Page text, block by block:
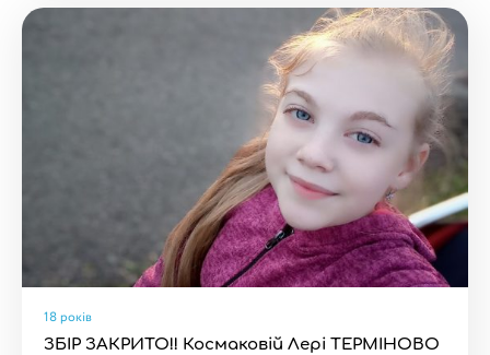
18 років
ЗБІР ЗАКРИТО!! Космаковій Лері ТЕРМІНОВО